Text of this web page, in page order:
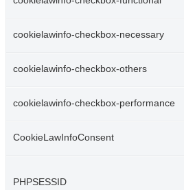
cookielawinfo-checkbox-necessary
cookielawinfo-checkbox-others
cookielawinfo-checkbox-performance
CookieLawInfoConsent
PHPSESSID